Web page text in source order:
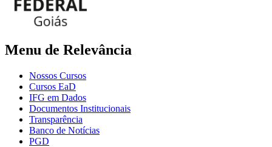
Menu de Relevância
Nossos Cursos
Cursos EaD
IFG em Dados
Documentos Institucionais
Transparência
Banco de Notícias
PGD